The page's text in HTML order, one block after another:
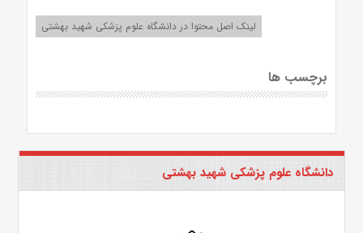
لینک اصل محتوا در دانشگاه علوم پزشکی شهید بهشتی
برچسب ها
دانشگاه علوم پزشکی شهید بهشتی